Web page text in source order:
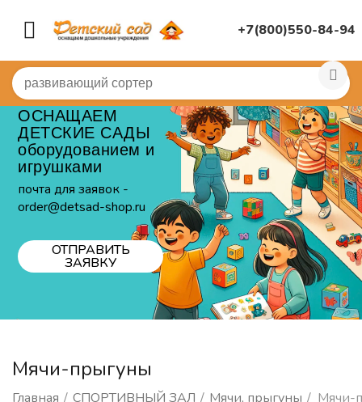
+7(800)550-84-94
ОСНАЩАЕМ
ДЕТСКИЕ САДЫ
оборудованием и
игрушками
почта для заявок -
order@detsad-shop.ru
ОТПРАВИТЬ
ЗАЯВКУ
Мячи-прыгуны
Главная / СПОРТИВНЫЙ ЗАЛ / Мячи, прыгуны / Мячи-